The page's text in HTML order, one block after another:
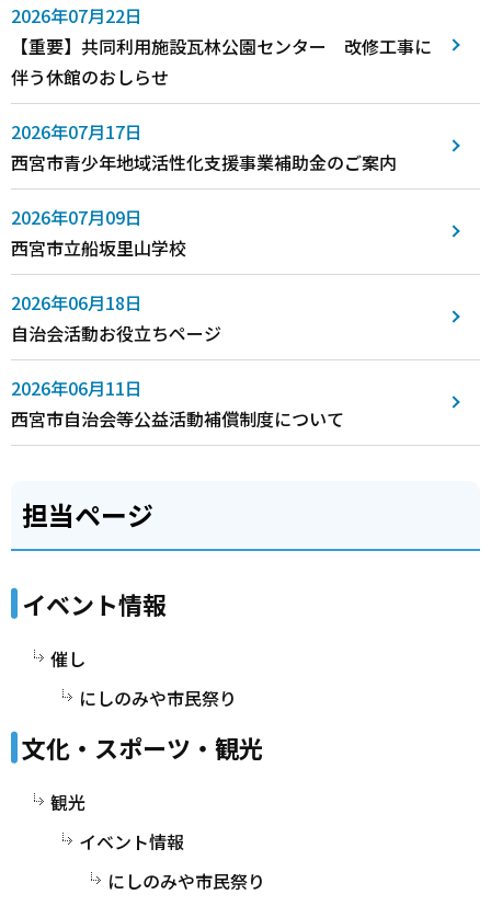
2026年07月22日
【重要】共同利用施設瓦林公園センター 改修工事に
伴う休館のおしらせ
2026年07月17日
西宮市青少年地域活性化支援事業補助金のご案内
2026年07月09日
西宮市立船坂里山学校
2026年06月18日
自治会活動お役立ちページ
2026年06月11日
西宮市自治会等公益活動補償制度について
担当ページ
イベント情報
催し
にしのみや市民祭り
文化・スポーツ・観光
観光
イベント情報
にしのみや市民祭り